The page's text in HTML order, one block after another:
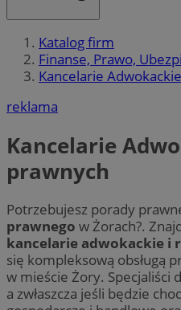
Katalog firm
Finanse, Prawo,
Kancelarie
reklama
Kancelarie
prawnych
Potrzebujesz porady
prawnego w Żorach?.
kancelarie adwokackie i
się kompleksową obsługą
w mieście Żory. Specjaliści
a zwłaszcza jeśli będzie